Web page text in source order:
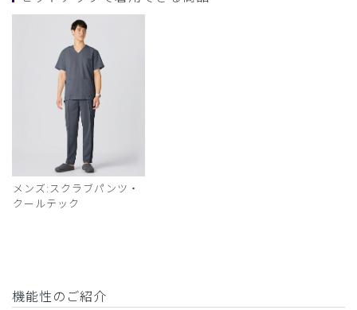
メンズ:スクラブパンツ・
クールテック
機能性のご紹介